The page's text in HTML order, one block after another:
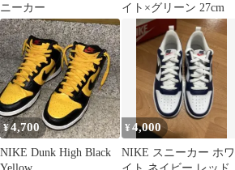
ニーカー
イト×グリーン 27cm
¥4,700
NIKE Dunk High Black
¥4,000
NIKE スニーカー ホワ